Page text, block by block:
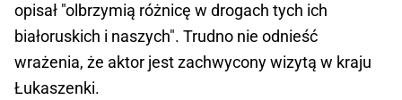
opisał "olbrzymią różnicę w drogach tych ich
białoruskich i naszych". Trudno nie odnieść
wrażenia, że aktor jest zachwycony wizytą w kraju
Łukaszenki.